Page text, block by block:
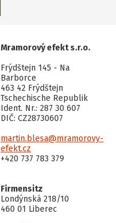
Mramorový efekt s.r.o.
Frýdštejn 145 - Na
Barborce
463 42 Frýdštejn
Tschechische Republik
Ident. Nr.: 287 30 607
DIČ: CZ28730607
martin.blesa@mramorovy-
efekt.cz
+420 737 783 379
Firmensitz
Londýnská 218/10
460 01 Liberec